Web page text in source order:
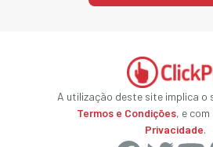
A utilização deste site implica o
Termos e Condições, e com
Privacidade.